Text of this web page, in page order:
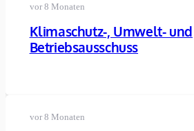
vor 8 Monaten
Klimaschutz-, Umwelt- und
Betriebsausschuss
vor 8 Monaten